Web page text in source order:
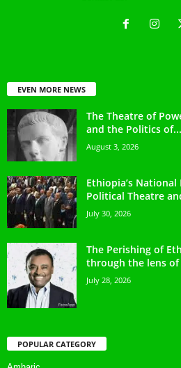
EVEN MORE NEWS
The Theatre of
and the Politics of...
August 3, 2026
Ethiopia’s
Political Theatre
July 30, 2026
The Perishing of
through the lens of
July 28, 2026
POPULAR CATEGORY